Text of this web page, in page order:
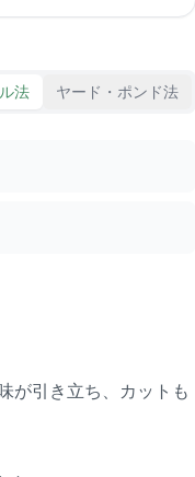
法 ヤード・ポンド法
が引き立ち、カットも